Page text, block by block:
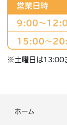
※土曜日は13:00
ホーム